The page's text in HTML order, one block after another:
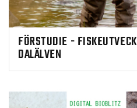
FÖRSTUDIE -
DALÄLVEN